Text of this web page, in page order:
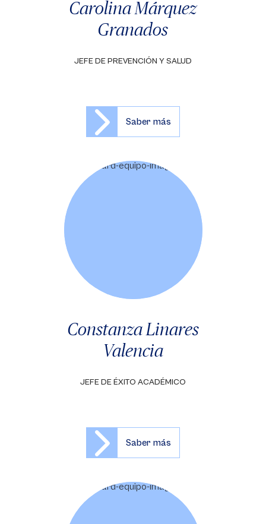
Carolina Márquez
Granados
JEFE DE PREVENCIÓN Y SALUD
Saber más
Constanza Linares
Valencia
JEFE DE ÉXITO ACADÉMICO
Saber más